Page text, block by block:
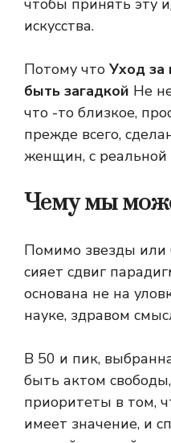
чтобы принять эту
искусства.
Потому что Уход
быть загадкой Не
что -то близкое,
прежде всего,
женщин, с
Чему мы
Помимо звезды или
сияет сдвиг
основана не на
науке, здравом
В 50 и пик,
быть актом
приоритеты в том,
имеет значение, и